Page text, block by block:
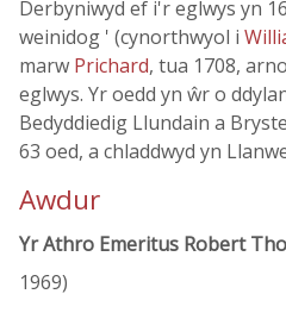
Derbyniwyd ef i'r eglwys yn
weinidog ' (cynorthwyol i
marw Prichard, tua 1708,
eglwys. Yr oedd yn ŵr o
Bedyddiedig Llundain a
63 oed, a chladdwyd yn
Awdur
Yr Athro Emeritus Robert
1969)